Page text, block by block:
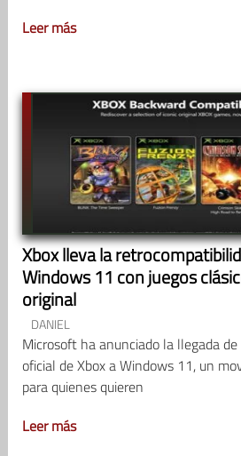
Leer más
Xbox lleva la
Windows 11 con juegos
original
DANIEL
Microsoft ha anunciado la llegada
oficial de Xbox a Windows 11, un
para quienes quieren
Leer más